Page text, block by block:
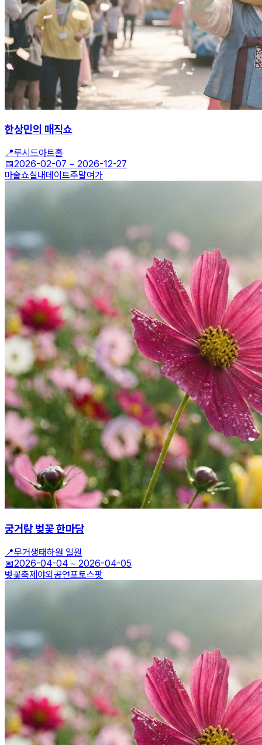
한상민의 매직쇼
📍루시드아트홀
📅2026-02-07 ~ 2026-12-27
마술쇼실내데이트주말여가
궁거랑 벚꽃 한마당
📍무거생태하원 일원
📅2026-04-04 ~ 2026-04-05
벚꽃축제야외공연포토스팟